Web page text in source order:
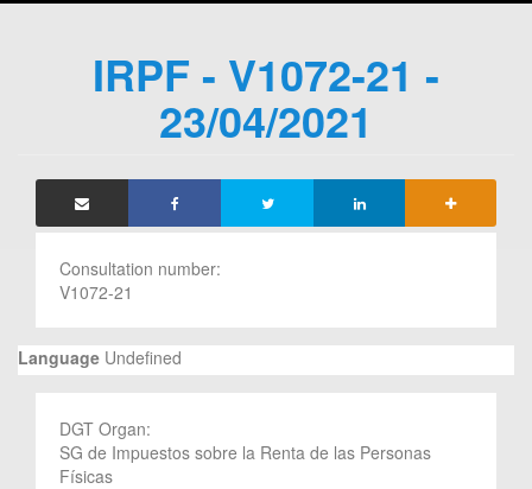
IRPF - V1072-21 -
23/04/2021
Consultation number:
V1072-21
Language Undefined
DGT Organ:
SG de Impuestos sobre la Renta de las Personas
Físicas